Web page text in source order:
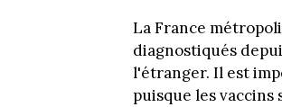
La France
diagnostiqués
l'étranger. Il est
puisque les vaccins